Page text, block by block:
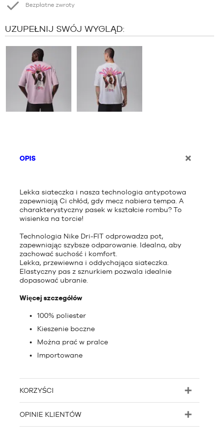
Bezpłatne zwroty
UZUPEŁNIJ SWÓJ WYGLĄD:
OPIS
Lekka siateczka i nasza technologia antypotowa
zapewniają Ci chłód, gdy mecz nabiera tempa. A
charakterystyczny pasek w kształcie rombu? To
wisienka na torcie!
Technologia Nike Dri-FIT odprowadza pot,
zapewniając szybsze odparowanie. Idealna, aby
zachować suchość i komfort.
Lekka, przewiewna i oddychająca siateczka.
Elastyczny pas z sznurkiem pozwala idealnie
dopasować ubranie.
Więcej szczegółów
100% poliester
Kieszenie boczne
Można prać w pralce
Importowane
KORZYŚCI
OPINIE KLIENTÓW